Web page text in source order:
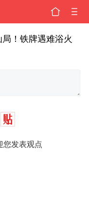
！铁牌遇难浴火
您发表观点